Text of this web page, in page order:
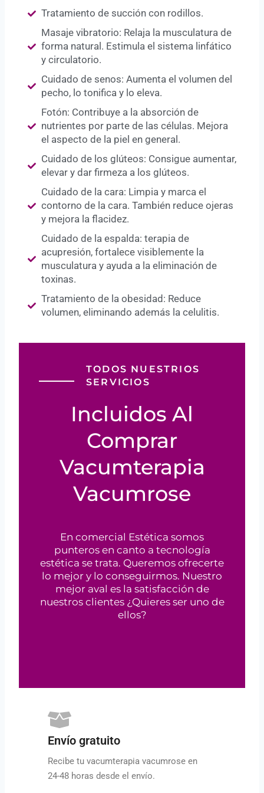
Tratamiento de succión con rodillos.
Masaje vibratorio: Relaja la musculatura de
forma natural. Estimula el sistema linfático
y circulatorio.
Cuidado de senos: Aumenta el volumen del
pecho, lo tonifica y lo eleva.
Fotón: Contribuye a la absorción de
nutrientes por parte de las células. Mejora
el aspecto de la piel en general.
Cuidado de los glúteos: Consigue aumentar,
elevar y dar firmeza a los glúteos.
Cuidado de la cara: Limpia y marca el
contorno de la cara. También reduce ojeras
y mejora la flacidez.
Cuidado de la espalda: terapia de
acupresión, fortalece visiblemente la
musculatura y ayuda a la eliminación de
toxinas.
Tratamiento de la obesidad: Reduce
volumen, eliminando además la celulitis.
TODOS NUESTRIOS
SERVICIOS
Incluidos Al
Comprar
Vacumterapia
Vacumrose
En comercial Estética somos
punteros en canto a tecnología
estética se trata. Queremos ofrecerte
lo mejor y lo conseguirmos. Nuestro
mejor aval es la satisfacción de
nuestros clientes ¿Quieres ser uno de
ellos?
Envío gratuito
Recibe tu vacumterapia vacumrose en
24-48 horas desde el envío.